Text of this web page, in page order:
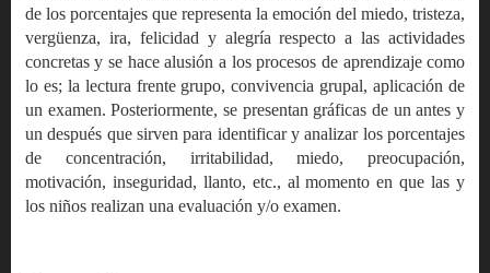
de los porcentajes que representa la emoción del miedo, tristeza,
vergüenza, ira, felicidad y alegría respecto a las actividades
concretas y se hace alusión a los procesos de aprendizaje como
lo es; la lectura frente grupo, convivencia grupal, aplicación de
un examen. Posteriormente, se presentan gráficas de un antes y
un después que sirven para identificar y analizar los porcentajes
de concentración, irritabilidad, miedo, preocupación,
motivación, inseguridad, llanto, etc., al momento en que las y
los niños realizan una evaluación y/o examen.